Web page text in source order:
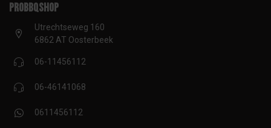
proBBQshop
Utrechtseweg 160
6862 AT Oosterbeek
06-11456112
06-46141068
0611456112